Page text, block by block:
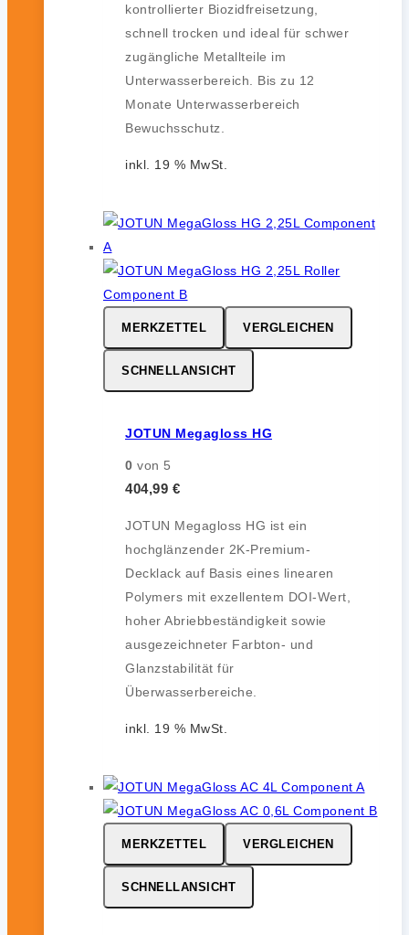
kontrollierter Biozidfreisetzung,
schnell trocken und ideal für schwer
zugängliche Metallteile im
Unterwasserbereich. Bis zu 12
Monate Unterwasserbereich
Bewuchsschutz.
inkl. 19 % MwSt.
MERKZETTEL VERGLEICHEN
SCHNELLANSICHT
JOTUN Megagloss HG
0 von 5
404,99 €
JOTUN Megagloss HG ist ein
hochglänzender 2K-Premium-
Decklack auf Basis eines linearen
Polymers mit exzellentem DOI-Wert,
hoher Abriebbeständigkeit sowie
ausgezeichneter Farbton- und
Glanzstabilität für
Überwasserbereiche.
inkl. 19 % MwSt.
MERKZETTEL VERGLEICHEN
SCHNELLANSICHT